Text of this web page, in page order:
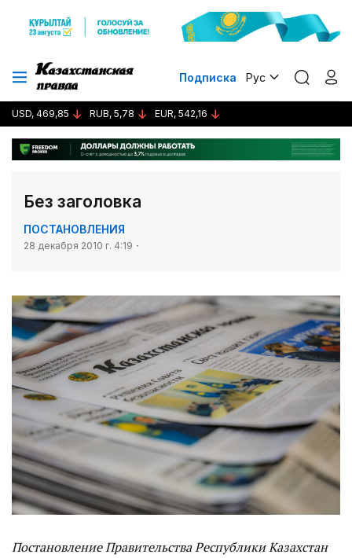
Подписка Рус
USD, 469,85 RUB, 5,78 EUR, 542,16
Без заголовка
ПОСТАНОВЛЕНИЯ
28 декабря 2010 г. 4:19
Постановление Правительства Республики Казахстан